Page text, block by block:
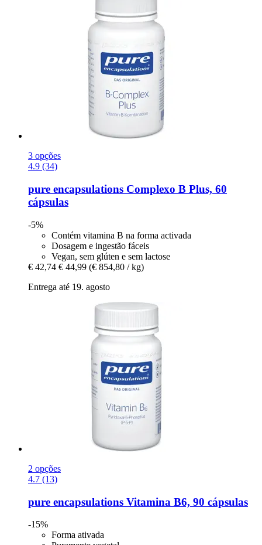
3 opções
4.9 (34)
pure encapsulations Complexo B Plus, 60
cápsulas
-5%
Contém vitamina B na forma activada
Dosagem e ingestão fáceis
Vegan, sem glúten e sem lactose
€ 42,74 € 44,99 (€ 854,80 / kg)
Entrega até 19. agosto
2 opções
4.7 (13)
pure encapsulations Vitamina B6, 90 cápsulas
-15%
Forma ativada